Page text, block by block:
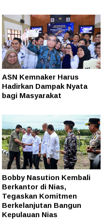
ASN Kemnaker Harus
Hadirkan Dampak Nyata
bagi Masyarakat
Bobby Nasution Kembali
Berkantor di Nias,
Tegaskan Komitmen
Berkelanjutan Bangun
Kepulauan Nias